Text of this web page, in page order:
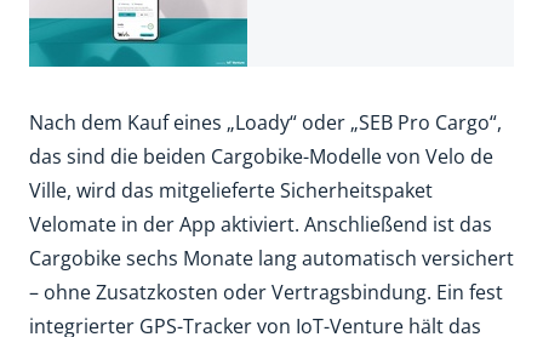
Nach dem Kauf eines „Loady“ oder „SEB Pro Cargo“,
das sind die beiden Cargobike-Modelle von Velo de
Ville, wird das mitgelieferte Sicherheitspaket
Velomate in der App aktiviert. Anschließend ist das
Cargobike sechs Monate lang automatisch versichert
– ohne Zusatzkosten oder Vertragsbindung. Ein fest
integrierter GPS-Tracker von IoT-Venture hält das